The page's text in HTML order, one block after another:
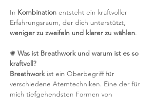
In Kombination entsteht ein kraftvoller
Erfahrungsraum, der dich unterstützt,
weniger zu zweifeln und klarer zu wählen.
✺ Was ist Breathwork und warum ist es so
kraftvoll?
Breathwork ist ein Oberbegriff für
verschiedene Atemtechniken. Eine der für
mich tiefgehendsten Formen von